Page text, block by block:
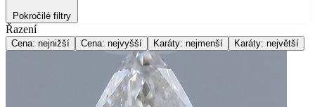
Pokročilé filtry
Řazení
Cena: nejnižší Cena: nejvyšší Karáty: nejmenší Karáty: největší